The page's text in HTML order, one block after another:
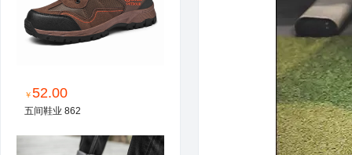
￥52.00
五间鞋业 862